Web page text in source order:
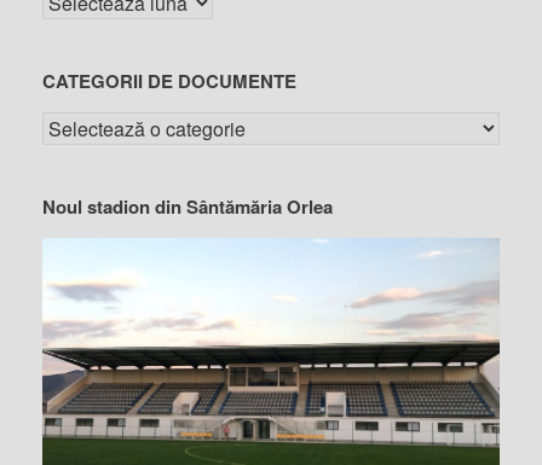
CATEGORII DE DOCUMENTE
Noul stadion din Sântămăria Orlea